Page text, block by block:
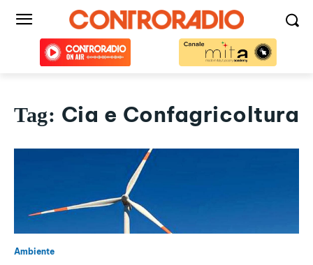
Tag: Cia e Confagricoltura
Ambiente